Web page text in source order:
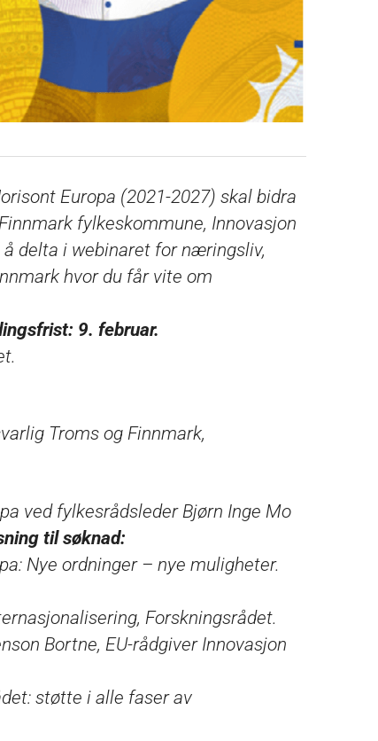
Europa (2021-2027) skal bidra
fylkeskommune, Innovasjon
delta i webinaret for næringsliv,
hvor du får vite om
9. februar.
Troms og Finnmark,
ved fylkesrådsleder Bjørn Inge Mo
til søknad:
Nye ordninger – nye muligheter.
Forskningsrådet.
Bortne, EU-rådgiver Innovasjon
støtte i alle faser av